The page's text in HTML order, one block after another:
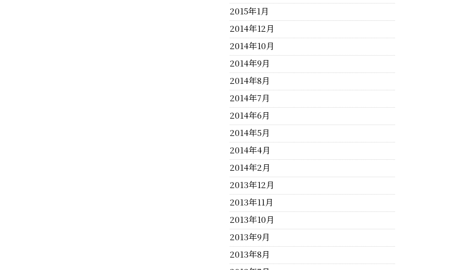
2015年1月
2014年12月
2014年10月
2014年9月
2014年8月
2014年7月
2014年6月
2014年5月
2014年4月
2014年2月
2013年12月
2013年11月
2013年10月
2013年9月
2013年8月